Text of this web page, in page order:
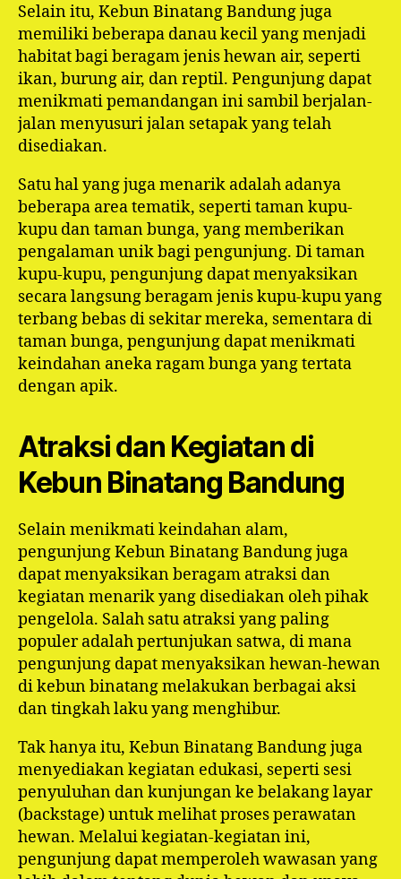
Selain itu, Kebun Binatang Bandung juga
memiliki beberapa danau kecil yang menjadi
habitat bagi beragam jenis hewan air, seperti
ikan, burung air, dan reptil. Pengunjung dapat
menikmati pemandangan ini sambil berjalan-
jalan menyusuri jalan setapak yang telah
disediakan.
Satu hal yang juga menarik adalah adanya
beberapa area tematik, seperti taman kupu-
kupu dan taman bunga, yang memberikan
pengalaman unik bagi pengunjung. Di taman
kupu-kupu, pengunjung dapat menyaksikan
secara langsung beragam jenis kupu-kupu yang
terbang bebas di sekitar mereka, sementara di
taman bunga, pengunjung dapat menikmati
keindahan aneka ragam bunga yang tertata
dengan apik.
Atraksi dan Kegiatan di
Kebun Binatang Bandung
Selain menikmati keindahan alam,
pengunjung Kebun Binatang Bandung juga
dapat menyaksikan beragam atraksi dan
kegiatan menarik yang disediakan oleh pihak
pengelola. Salah satu atraksi yang paling
populer adalah pertunjukan satwa, di mana
pengunjung dapat menyaksikan hewan-hewan
di kebun binatang melakukan berbagai aksi
dan tingkah laku yang menghibur.
Tak hanya itu, Kebun Binatang Bandung juga
menyediakan kegiatan edukasi, seperti sesi
penyuluhan dan kunjungan ke belakang layar
(backstage) untuk melihat proses perawatan
hewan. Melalui kegiatan-kegiatan ini,
pengunjung dapat memperoleh wawasan yang